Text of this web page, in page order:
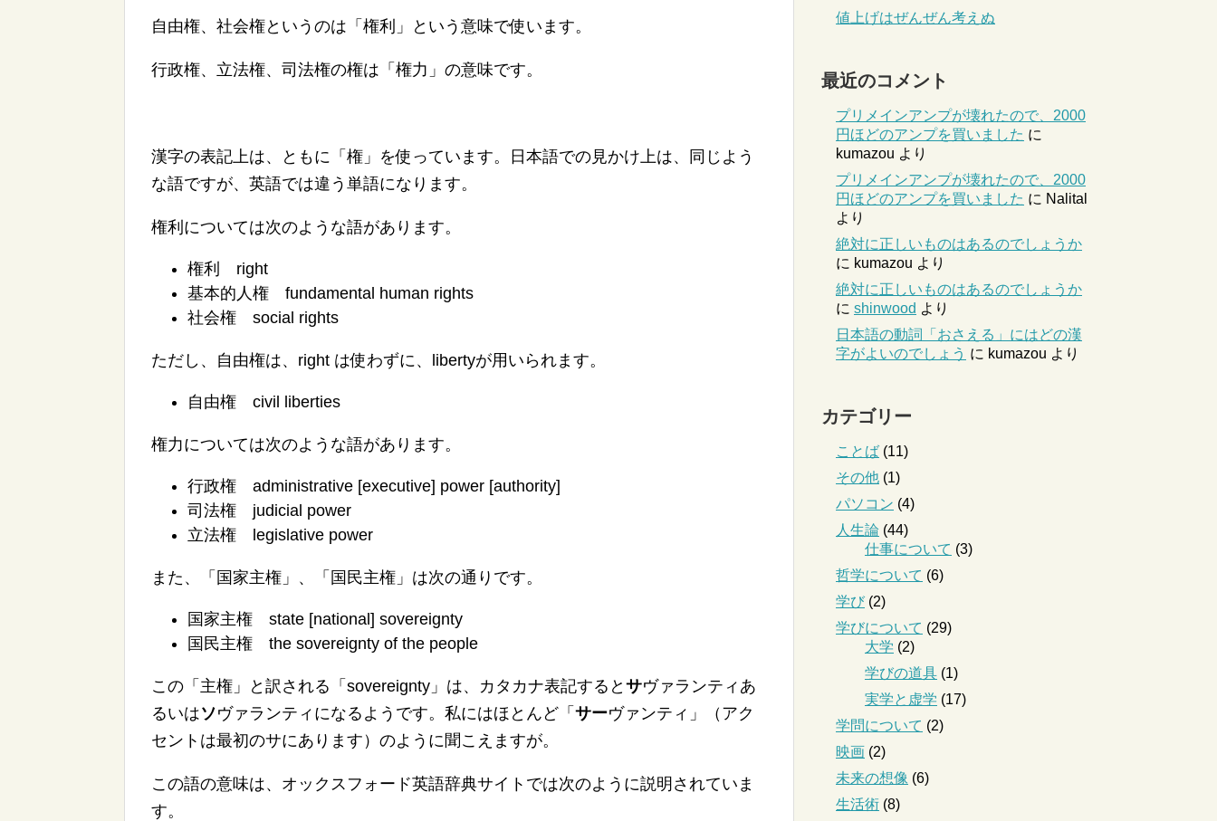
自由権、社会権というのは「権利」という意味で使います。
行政権、立法権、司法権の権は「権力」の意味です。
漢字の表記上は、ともに「権」を使っています。日本語での見かけ上は、同じよう
な語ですが、英語では違う単語になります。
権利については次のような語があります。
権利 right
基本的人権 fundamental human rights
社会権 social rights
ただし、自由権は、right は使わずに、libertyが用いられます。
自由権 civil liberties
権力については次のような語があります。
行政権 administrative [executive] power [authority]
司法権 judicial power
立法権 legislative power
また、「国家主権」、「国民主権」は次の通りです。
国家主権 state [national ] sovereignty
国民主権 the sovereignty of the people
この「主権」と訳される「sovereignty」は、カタカナ表記すると サヴァランティあ
るいはソヴァランティになるようです。私にはほとんど「 サーヴァンティ」（アク
セントは最初のサにあります）のように聞こえますが。
この語の意味は、オックスフォード英語辞典サイトでは次のように説明されていま
す。
値上げはぜんぜん考えぬ
最近のコメント
プリメインアンプが壊れたので、2000
円ほどのアンプを買いました に
kumazou より
プリメインアンプが壊れたので、2000
円ほどのアンプを買いました に Nalital
より
絶対に正しいものはあるのでしょうか
に kumazou より
絶対に正しいものはあるのでしょうか
に shinwood より
日本語の動詞「おさえる」にはどの漢
字がよいのでしょう に kumazou より
カテゴリー
ことば (11)
その他 (1)
パソコン (4)
人生論 (44)
仕事について (3)
哲学について (6)
学び(2)
学びについて (29)
大学 (2)
学びの道具 (1)
実学と虚学 (17)
学問について (2)
映画 (2)
未来の想像 (6)
生活術 (8)